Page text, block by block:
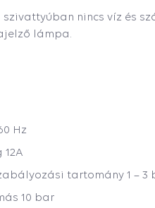
nincs víz és
lámpa.
Hz
tartomány 1 – 3
10 bar